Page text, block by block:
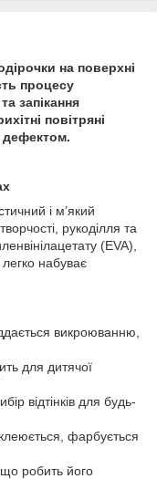
на поверхні
процесу
запікання
повітряні
дефектом.
і м’який
рукоділля та
(EVA),
набуває
викроюванню,
для дитячої
відтінків для будь-
фарбується
робить його